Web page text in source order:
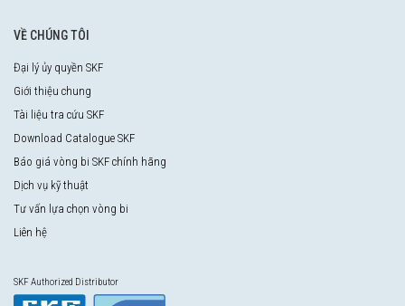
VỀ CHÚNG TÔI
Đại lý ủy quyền SKF
Giới thiệu chung
Tài liệu tra cứu SKF
Download Catalogue SKF
Báo giá vòng bi SKF chính hãng
Dịch vụ kỹ thuật
Tư vấn lựa chọn vòng bi
Liên hệ
SKF Authorized Distributor